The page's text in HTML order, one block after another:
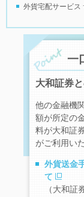
外貨宅配サービス
一
大和証券
他の金融機
額が所定の
料が大和証
がご利用い
外貨送金
て
（大和証